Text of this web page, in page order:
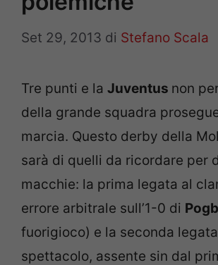
Set 29, 2013 di Stefano Scala
Tre punti e la Juventus non
della grande squadra
marcia. Questo derby della
sarà di quelli da ricordare per
macchie: la prima legata al
errore arbitrale sull’1-0 di
fuorigioco) e la seconda
spettacolo, assente sin dal